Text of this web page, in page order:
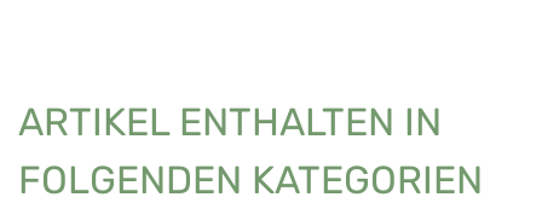
ARTIKEL ENTHALTEN IN
FOLGENDEN KATEGORIEN